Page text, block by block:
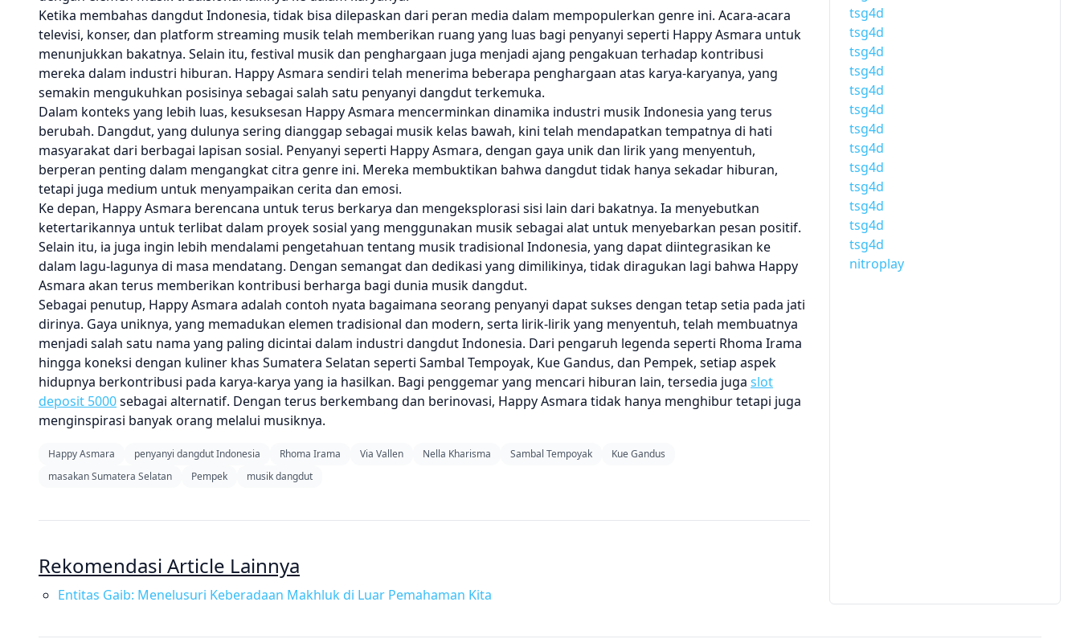
Ketika membahas dangdut Indonesia, tidak bisa dilepaskan dari peran media dalam mempopulerkan genre ini. Acara-acara
televisi, konser, dan platform streaming musik telah memberikan ruang yang luas bagi penyanyi seperti Happy Asmara untuk
menunjukkan bakatnya. Selain itu, festival musik dan penghargaan juga menjadi ajang pengakuan terhadap kontribusi
mereka dalam industri hiburan. Happy Asmara sendiri telah menerima beberapa penghargaan atas karya-karyanya, yang
semakin mengukuhkan posisinya sebagai salah satu penyanyi dangdut terkemuka.
Dalam konteks yang lebih luas, kesuksesan Happy Asmara mencerminkan dinamika industri musik Indonesia yang terus
berubah. Dangdut, yang dulunya sering dianggap sebagai musik kelas bawah, kini telah mendapatkan tempatnya di hati
masyarakat dari berbagai lapisan sosial. Penyanyi seperti Happy Asmara, dengan gaya unik dan lirik yang menyentuh,
berperan penting dalam mengangkat citra genre ini. Mereka membuktikan bahwa dangdut tidak hanya sekadar hiburan,
tetapi juga medium untuk menyampaikan cerita dan emosi.
Ke depan, Happy Asmara berencana untuk terus berkarya dan mengeksplorasi sisi lain dari bakatnya. Ia menyebutkan
ketertarikannya untuk terlibat dalam proyek sosial yang menggunakan musik sebagai alat untuk menyebarkan pesan positif.
Selain itu, ia juga ingin lebih mendalami pengetahuan tentang musik tradisional Indonesia, yang dapat diintegrasikan ke
dalam lagu-lagunya di masa mendatang. Dengan semangat dan dedikasi yang dimilikinya, tidak diragukan lagi bahwa Happy
Asmara akan terus memberikan kontribusi berharga bagi dunia musik dangdut.
Sebagai penutup, Happy Asmara adalah contoh nyata bagaimana seorang penyanyi dapat sukses dengan tetap setia pada jati
dirinya. Gaya uniknya, yang memadukan elemen tradisional dan modern, serta lirik-lirik yang menyentuh, telah membuatnya
menjadi salah satu nama yang paling dicintai dalam industri dangdut Indonesia. Dari pengaruh legenda seperti Rhoma Irama
hingga koneksi dengan kuliner khas Sumatera Selatan seperti Sambal Tempoyak, Kue Gandus, dan Pempek, setiap aspek
hidupnya berkontribusi pada karya-karya yang ia hasilkan. Bagi penggemar yang mencari hiburan lain, tersedia juga slot
deposit 5000sebagai alternatif. Dengan terus berkembang dan berinovasi, Happy Asmara tidak hanya menghibur tetapi juga
menginspirasi banyak orang melalui musiknya.
Happy Asmara penyanyi dangdut Indonesia Rhoma Irama Via Vallen Nella Kharisma Sambal Tempoyak
Kue Gandus
masakan Sumatera Selatan
Pempek musik dangdut
Rekomendasi Article Lainnya
Entitas Gaib: Menelusuri Keberadaan Makhluk di Luar Pemahaman Kita
tsg4d
tsg4d
tsg4d
tsg4d
tsg4d
tsg4d
tsg4d
tsg4d
tsg4d
tsg4d
tsg4d
tsg4d
tsg4d
nitroplay